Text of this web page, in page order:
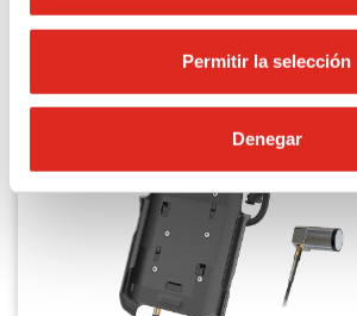
Permitir la selección
Denegar